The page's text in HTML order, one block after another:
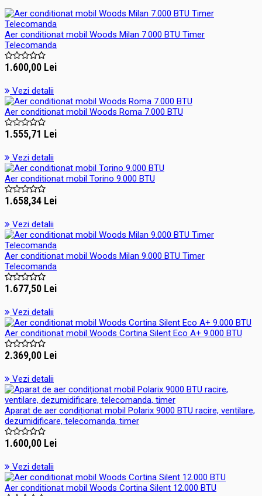
Aer conditionat mobil Woods Milan 7.000 BTU Timer
Telecomanda
1.600,00 Lei
Vezi detalii
Aer conditionat mobil Woods Roma 7.000 BTU
1.555,71 Lei
Vezi detalii
Aer conditionat mobil Torino 9.000 BTU
1.658,34 Lei
Vezi detalii
Aer conditionat mobil Woods Milan 9.000 BTU Timer
Telecomanda
1.677,50 Lei
Vezi detalii
Aer conditionat mobil Woods Cortina Silent Eco A+ 9.000 BTU
2.369,00 Lei
Vezi detalii
Aparat de aer condiționat mobil Polarix 9000 BTU racire, ventilare,
dezumidificare, telecomanda, timer
1.600,00 Lei
Vezi detalii
Aer conditionat mobil Woods Cortina Silent 12.000 BTU